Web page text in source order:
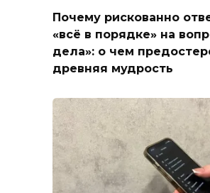
Почему рискованно
«всё в порядке» на
дела»: о чем
древняя мудрость